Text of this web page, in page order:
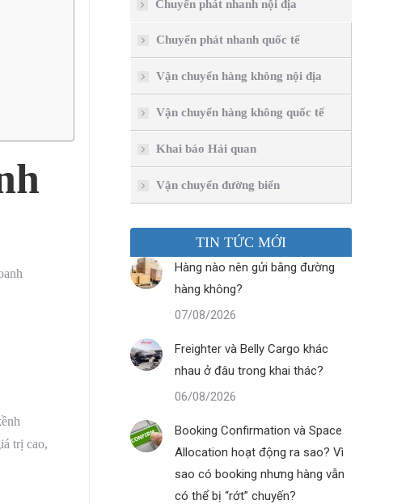
trị cao,
Chuyển phát nhanh nội địa
Chuyển phát nhanh quốc tế
Vận chuyển hàng không nội địa
Vận chuyển hàng không quốc tế
Khai báo Hải quan
Vận chuyển đường biển
TIN TỨC MỚI
Hàng nào nên gửi bằng đường
hàng không?
07/08/2026
Freighter và Belly Cargo khác
nhau ở đâu trong khai thác?
06/08/2026
Booking Confirmation và Space
Allocation hoạt động ra sao? Vì
sao có booking nhưng hàng vẫn
có thể bị “rớt” chuyến?